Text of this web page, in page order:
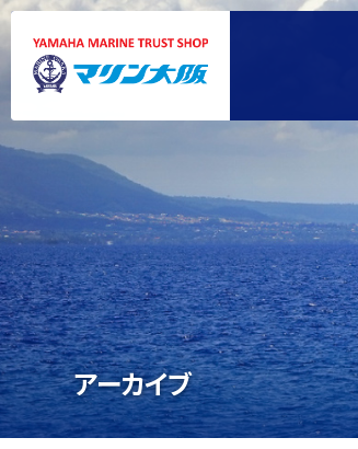
アーカイブ